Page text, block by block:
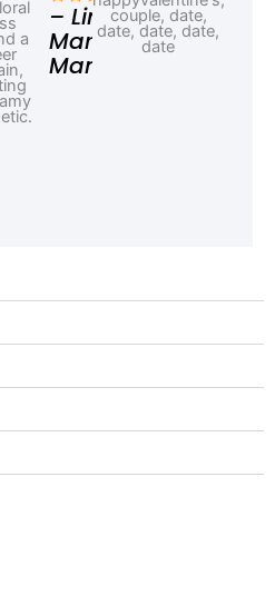
– Linda,
Marketing
Manager